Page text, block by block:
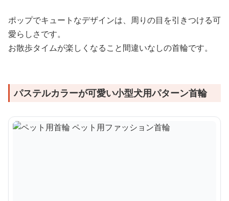
ポップでキュートなデザインは、周りの目を引きつける可
愛らしさです。
お散歩タイムが楽しくなること間違いなしの首輪です。
パステルカラーが可愛い小型犬用パターン首輪